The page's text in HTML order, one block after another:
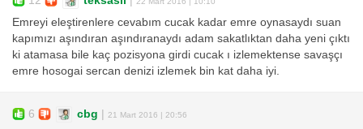
Emreyi eleştirenlere cevabım cucak kadar emre oynasaydı suan
kapımızı aşındıran aşındıranaydı adam sakatlıktan daha yeni çıktı
ki atamasa bile kaç pozisyona girdi cucak ı izlemektense savaşçı
emre hosogai sercan denizi izlemek bin kat daha iyi.
6 cbg | 21 Mart 2016 | 20:56